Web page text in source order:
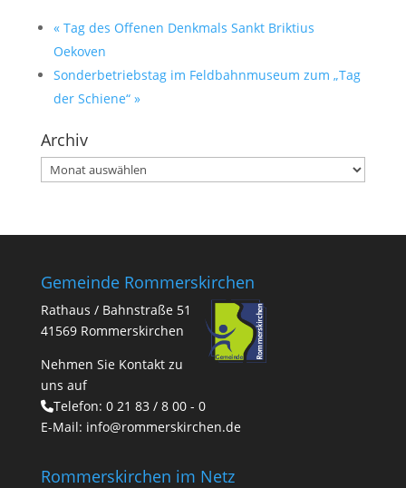
«Tag des Offenen Denkmals Sankt Briktius
Oekoven
Sonderbetriebstag im Feldbahnmuseum zum „Tag
der Schiene“ »
Archiv
Archiv
Gemeinde Rommerskirchen
Rathaus / Bahnstraße 51
41569 Rommerskirchen
Nehmen Sie Kontakt zu
uns auf
Telefon: 0 21 83 / 8 00 - 0
E-Mail: info@rommerskirchen.de
Rommerskirchen im Netz